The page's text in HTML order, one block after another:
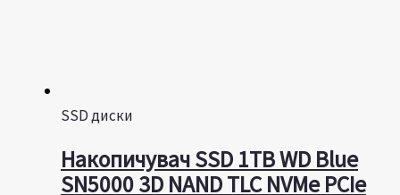
SSD диски
Накопичувач SSD 1TB WD Blue
SN5000 3D NAND TLC NVMe PCIe